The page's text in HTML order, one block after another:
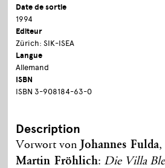
Date de sortie
1994
Editeur
Zürich: SIK-ISEA
Langue
Allemand
ISBN
ISBN 3-908184-63-0
Description
Vorwort von Johannes Fulda,
Martin Fröhlich: Die Villa